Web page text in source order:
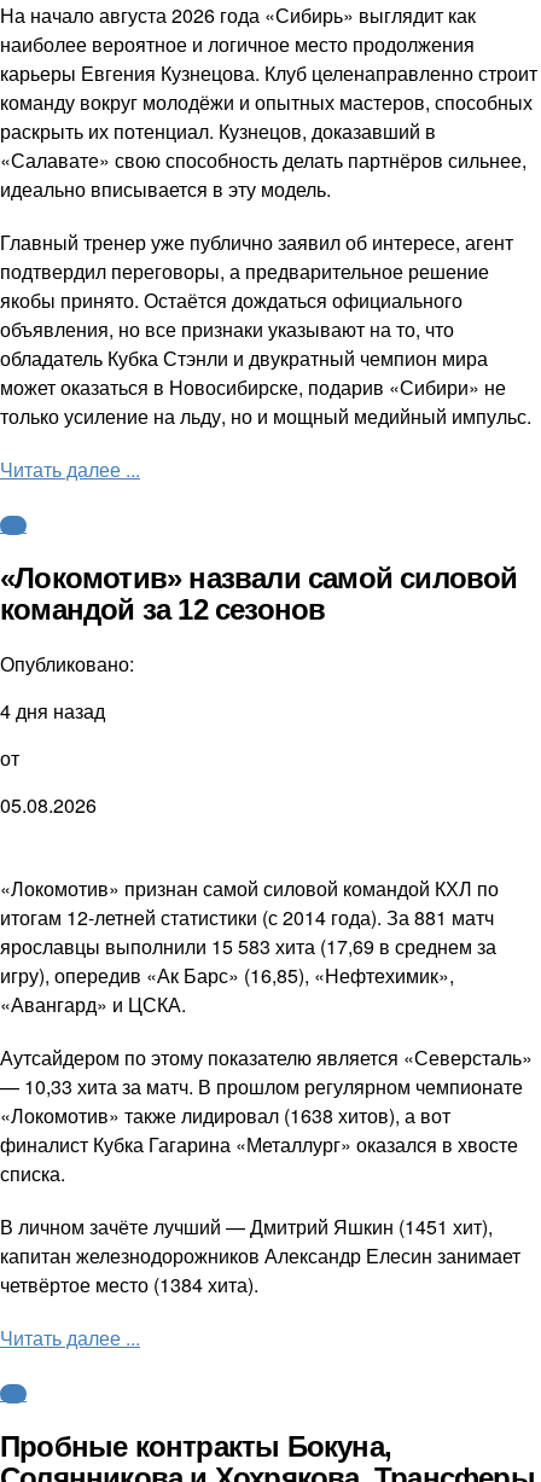
На начало августа 2026 года «Сибирь» выглядит как
наиболее вероятное и логичное место продолжения
карьеры Евгения Кузнецова. Клуб целенаправленно строит
команду вокруг молодёжи и опытных мастеров, способных
раскрыть их потенциал. Кузнецов, доказавший в
«Салавате» свою способность делать партнёров сильнее,
идеально вписывается в эту модель.
Главный тренер уже публично заявил об интересе, агент
подтвердил переговоры, а предварительное решение
якобы принято. Остаётся дождаться официального
объявления, но все признаки указывают на то, что
обладатель Кубка Стэнли и двукратный чемпион мира
может оказаться в Новосибирске, подарив «Сибири» не
только усиление на льду, но и мощный медийный импульс.
Читать далее ...
КХЛ
«Локомотив» назвали самой силовой
командой за 12 сезонов
Опубликовано:
4 дня назад
от
05.08.2026
«Локомотив» признан самой силовой командой КХЛ по
итогам 12-летней статистики (с 2014 года). За 881 матч
ярославцы выполнили 15 583 хита (17,69 в среднем за
игру), опередив «Ак Барс» (16,85), «Нефтехимик»,
«Авангард» и ЦСКА.
Аутсайдером по этому показателю является «Северсталь»
— 10,33 хита за матч. В прошлом регулярном чемпионате
«Локомотив» также лидировал (1638 хитов), а вот
финалист Кубка Гагарина «Металлург» оказался в хвосте
списка.
В личном зачёте лучший — Дмитрий Яшкин (1451 хит),
капитан железнодорожников Александр Елесин занимает
четвёртое место (1384 хита).
Читать далее ...
КХЛ
Пробные контракты Бокуна,